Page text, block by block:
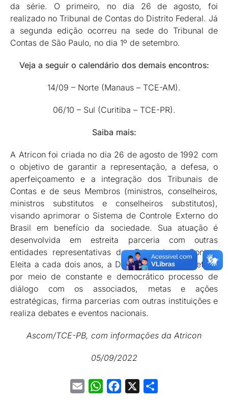
da série. O primeiro, no dia 26 de agosto, foi
realizado no Tribunal de Contas do Distrito Federal. Já
a segunda edição ocorreu na sede do Tribunal de
Contas de São Paulo, no dia 1º de setembro.
Veja a seguir o calendário dos demais encontros:
14/09 – Norte (Manaus – TCE-AM).
06/10 – Sul (Curitiba – TCE-PR).
Saiba mais:
A Atricon foi criada no dia 26 de agosto de 1992 com
o objetivo de garantir a representação, a defesa, o
aperfeiçoamento e a integração dos Tribunais de
Contas e de seus Membros (ministros, conselheiros,
ministros substitutos e conselheiros substitutos),
visando aprimorar o Sistema de Controle Externo do
Brasil em benefício da sociedade. Sua atuação é
desenvolvida em estreita parceria com outras
entidades representativas dos Tribunais de Contas.
Eleita a cada dois anos, a Direção da Atricon define,
por meio de constante e democrático processo de
diálogo com os associados, metas e ações
estratégicas, firma parcerias com outras instituições e
realiza debates e eventos nacionais.
Ascom/TCE-PB, com informações da Atricon
05/09/2022
Email WhatsAppFacebook